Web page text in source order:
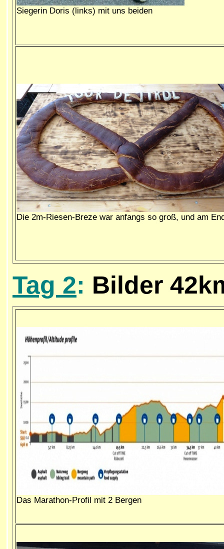
Siegerin Doris (links) mit uns beiden
Die 2m-Riesen-Breze war anfangs so groß, und am
Tag 2: Bilder
Das Marathon-Profil mit 2 Bergen